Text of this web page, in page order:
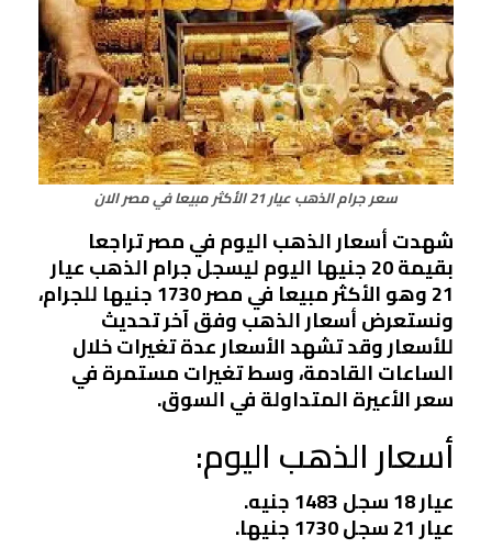
سعر جرام الذهب عيار 21 الأكثر مبيعا في مصر الان
شهدت أسعار الذهب اليوم في مصر تراجعا
بقيمة 20 جنيها اليوم ليسجل جرام الذهب عيار
21 وهو الأكثر مبيعا في مصر 1730 جنيها للجرام،
ونستعرض أسعار الذهب وفق آخر تحديث
للأسعار وقد تشهد الأسعار عدة تغيرات خلال
الساعات القادمة، وسط تغيرات مستمرة في
سعر الأعيرة المتداولة في السوق.
أسعار الذهب اليوم:
عيار 18 سجل 1483 جنيه.
عيار 21 سجل 1730 جنيها.